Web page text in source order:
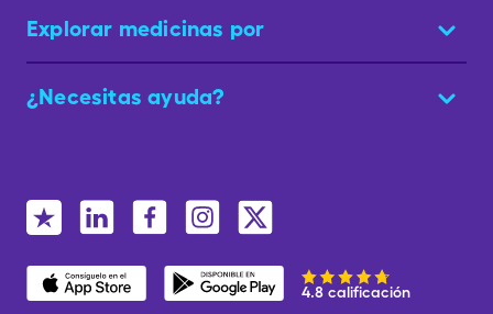
Explorar medicinas por
¿Necesitas ayuda?
4.8 calificación